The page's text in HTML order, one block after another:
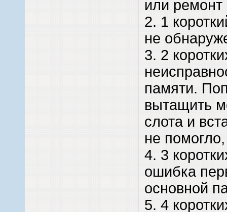
или
2. 1
не
3. 2
памяти.
вытащить
слота и
не
4. 3
ошибка
основной
5. 4